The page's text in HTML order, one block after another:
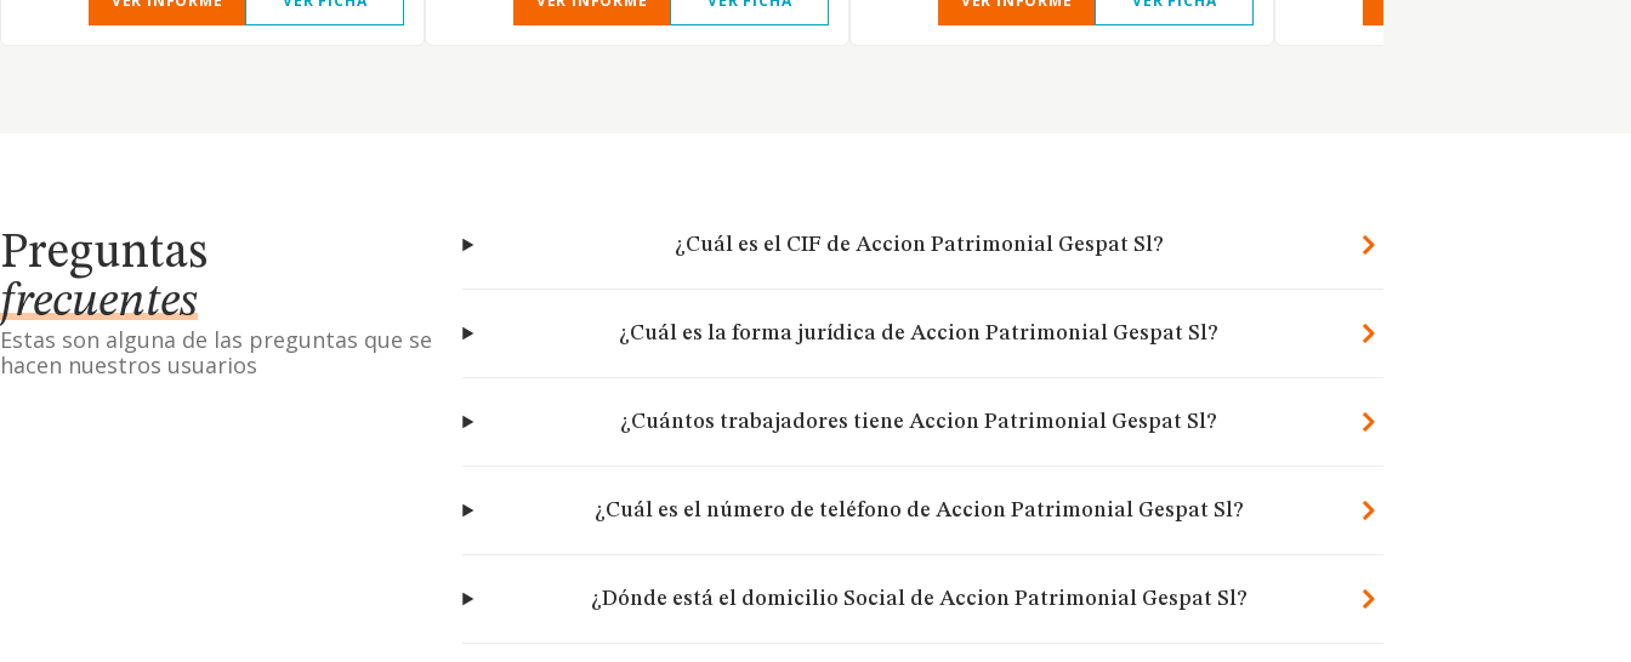
Preguntas
frecuentes
Estas son alguna de las preguntas que se
hacen nuestros usuarios
¿Cuál es el CIF de Accion Patrimonial Gespat Sl?
¿Cuál es la forma jurídica de Accion Patrimonial Gespat Sl?
¿Cuántos trabajadores tiene Accion Patrimonial Gespat Sl?
¿Cuál es el número de teléfono de Accion Patrimonial Gespat Sl?
¿Dónde está el domicilio Social de Accion Patrimonial Gespat Sl?